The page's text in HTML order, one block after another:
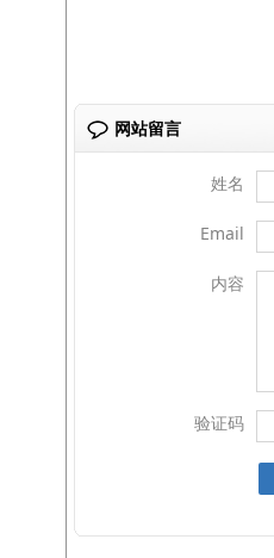
网站留言
姓名
Email
内容
验证码